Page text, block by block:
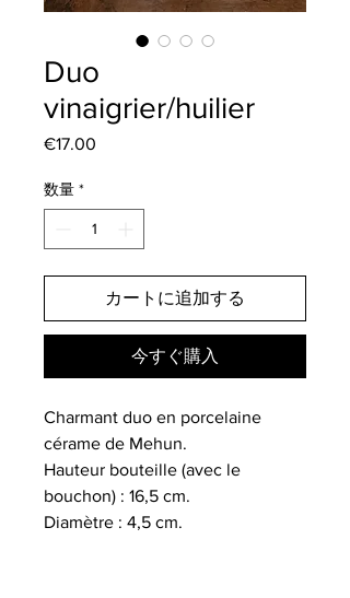
Duo
vinaigrier/huilier
€17.00
数量 *
カートに追加する
今すぐ購入
Charmant duo en porcelaine
cérame de Mehun.
Hauteur bouteille (avec le
bouchon) : 16,5 cm.
Diamètre : 4,5 cm.